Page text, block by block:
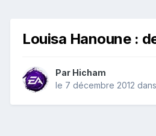
Louisa Hanoune :
Par Hicham
le 7 décembre 2012 dans